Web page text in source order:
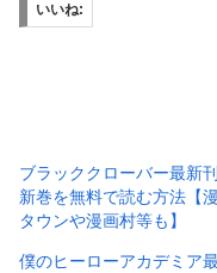
いいね:
ブラッククローバー最新
新巻を無料で読む方法【
タウンや漫画村等も】
僕のヒーローアカデミア